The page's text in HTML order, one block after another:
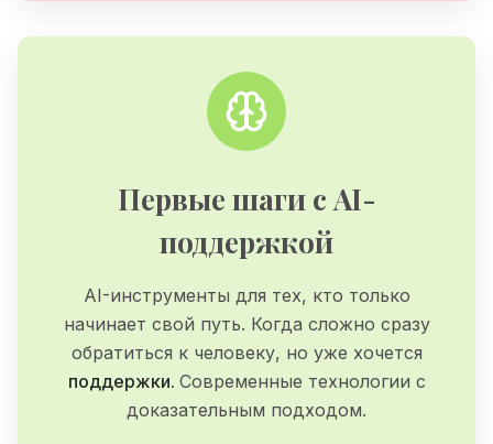
Первые шаги с AI-
поддержкой
AI-инструменты для тех, кто только
начинает свой путь. Когда сложно сразу
обратиться к человеку, но уже хочется
поддержки. Современные технологии с
доказательным подходом.